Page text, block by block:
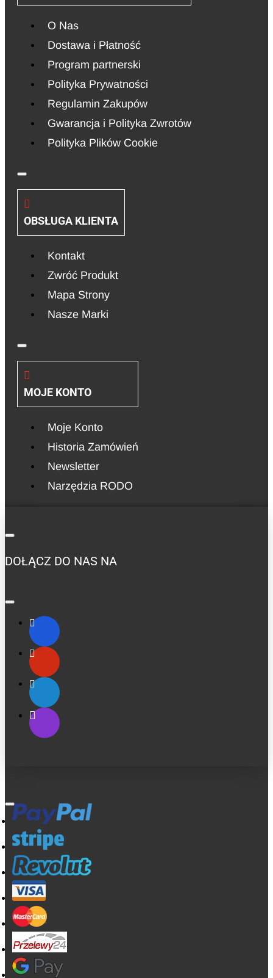
O Nas
Dostawa i Płatność
Program partnerski
Polityka Prywatności
Regulamin Zakupów
Gwarancja i Polityka Zwrotów
Polityka Plików Cookie
OBSŁUGA KLIENTA
Kontakt
Zwróć Produkt
Mapa Strony
Nasze Marki
MOJE KONTO
Moje Konto
Historia Zamówień
Newsletter
Narzędzia RODO
DOŁĄCZ DO NAS NA